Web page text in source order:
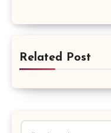
Related Post